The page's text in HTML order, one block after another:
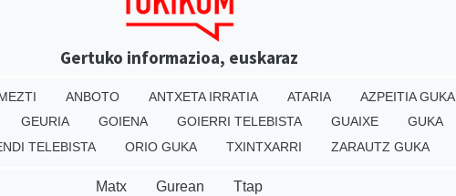
Gertuko informazioa, euskaraz
ANBOTO ANTXETA IRRATIA ATARIA AZPEITIA GUKA
GEURIA GOIENA GOIERRI TELEBISTA GUAIXE GUKA
TELEBISTA ORIO GUKA TXINTXARRI ZARAUTZ GUKA
Matx Gurean Ttap